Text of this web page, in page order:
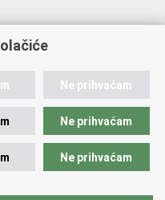
Republiku Hrvatsku
Ne prihvaćam
Ne prihvaćam
Ne prihvaćam